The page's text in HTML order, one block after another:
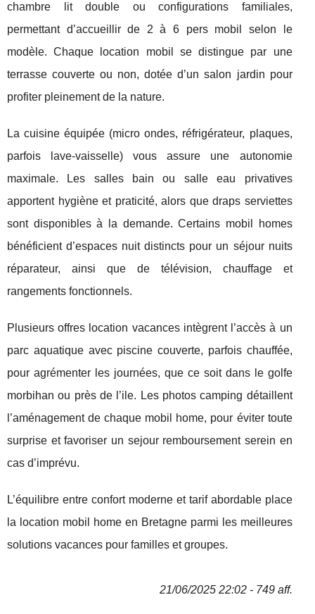
chambre lit double ou configurations familiales,
permettant d’accueillir de 2 à 6 pers mobil selon le
modèle. Chaque location mobil se distingue par une
terrasse couverte ou non, dotée d’un salon jardin pour
profiter pleinement de la nature.
La cuisine équipée (micro ondes, réfrigérateur, plaques,
parfois lave-vaisselle) vous assure une autonomie
maximale. Les salles bain ou salle eau privatives
apportent hygiène et praticité, alors que draps serviettes
sont disponibles à la demande. Certains mobil homes
bénéficient d’espaces nuit distincts pour un séjour nuits
réparateur, ainsi que de télévision, chauffage et
rangements fonctionnels.
Plusieurs offres location vacances intègrent l’accès à un
parc aquatique avec piscine couverte, parfois chauffée,
pour agrémenter les journées, que ce soit dans le golfe
morbihan ou près de l’ile. Les photos camping détaillent
l’aménagement de chaque mobil home, pour éviter toute
surprise et favoriser un sejour remboursement serein en
cas d’imprévu.
L’équilibre entre confort moderne et tarif abordable place
la location mobil home en Bretagne parmi les meilleures
solutions vacances pour familles et groupes.
21/06/2025 22:02 - 749 aff.